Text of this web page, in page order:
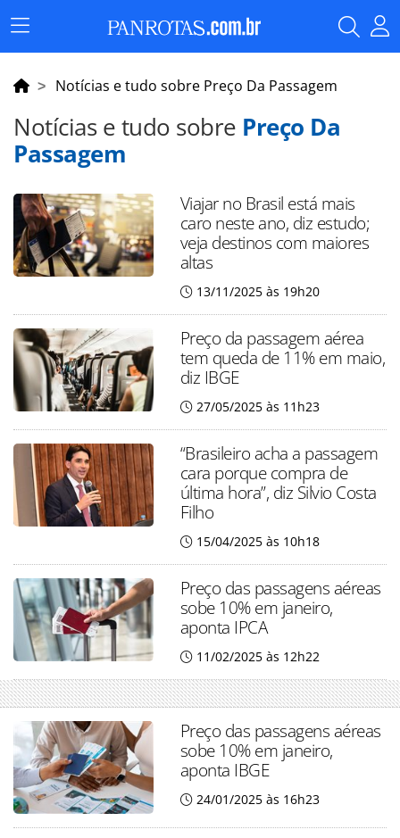
Menu
Principal
Notícias e tudo sobre Preço Da Passagem
Notícias e tudo sobre Preço Da
Passagem
Viajar no Brasil está mais
caro neste ano, diz estudo;
veja destinos com maiores
altas
13/11/2025 às 19h20
Preço da passagem aérea
tem queda de 11% em maio,
diz IBGE
27/05/2025 às 11h23
“Brasileiro acha a passagem
cara porque compra de
última hora”, diz Silvio Costa
Filho
15/04/2025 às 10h18
Preço das passagens aéreas
sobe 10% em janeiro,
aponta IPCA
11/02/2025 às 12h22
Preço das passagens aéreas
sobe 10% em janeiro,
aponta IBGE
24/01/2025 às 16h23